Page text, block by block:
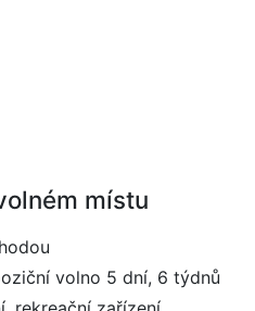
místu
volno 5 dní, 6 týdnů